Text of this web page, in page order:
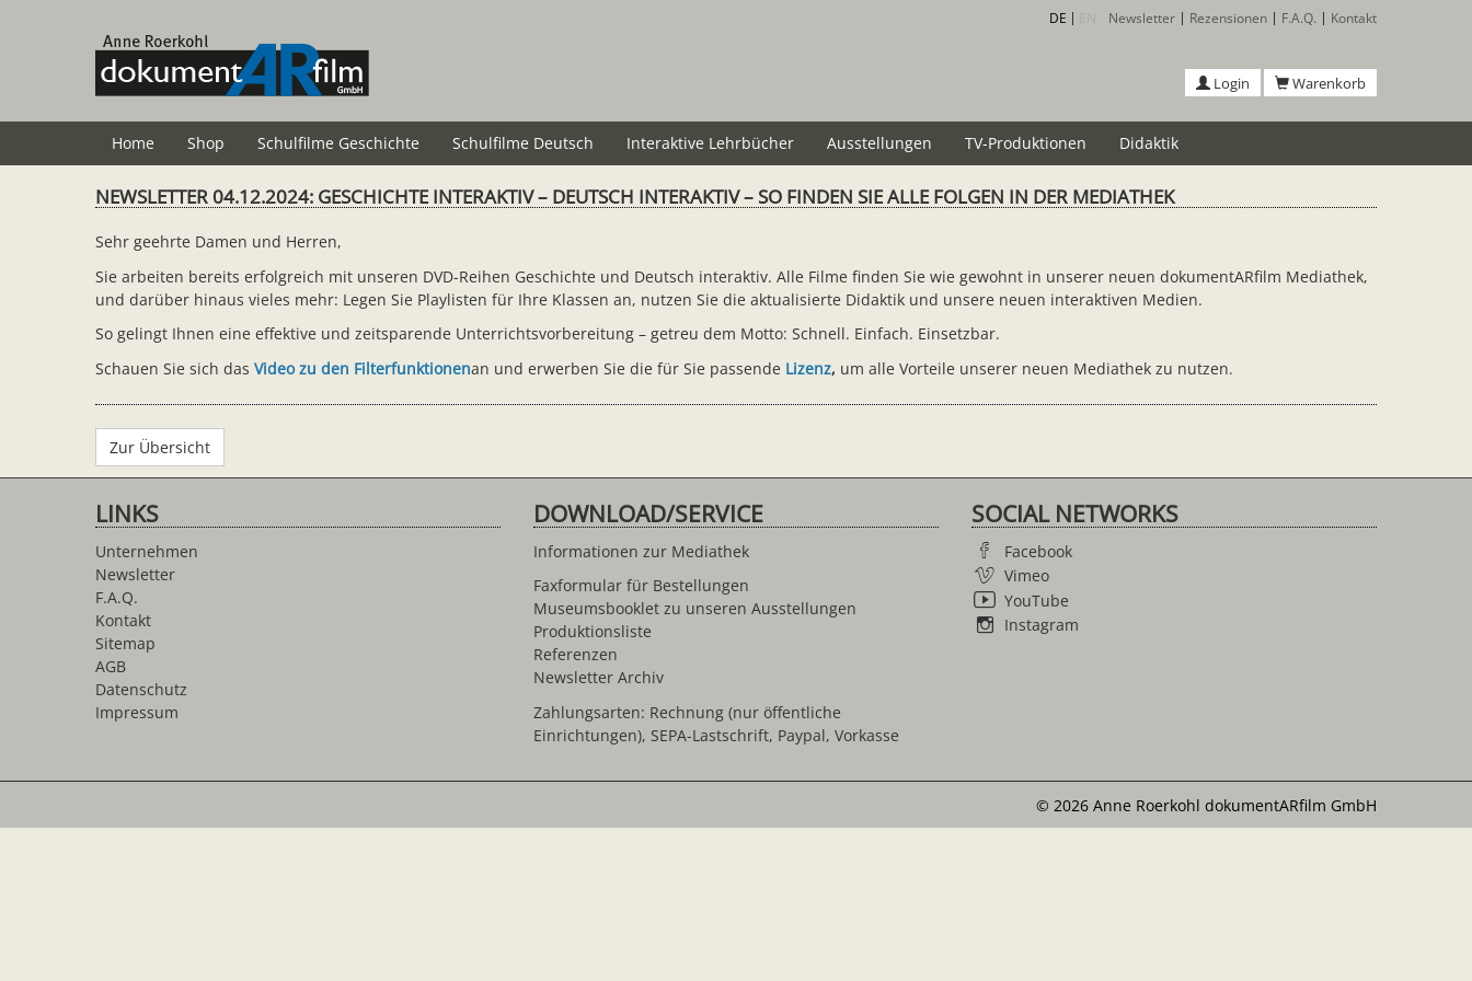
DE Newsletter Rezensionen F.A.Q. Kontakt
Login Warenkorb
Home Shop Schulfilme Geschichte Schulfilme Deutsch Interaktive Lehrbücher Ausstellungen TV-Produktionen Didaktik
NEWSLETTER 04.12.2024: GESCHICHTE INTERAKTIV – DEUTSCH INTERAKTIV – SO FINDEN SIE ALLE FOLGEN IN DER MEDIATHEK
Sehr geehrte Damen und Herren,
Sie arbeiten bereits erfolgreich mit unseren DVD-Reihen Geschichte und Deutsch interaktiv. Alle Filme finden Sie wie gewohnt in unserer neuen dokumentARfilm Mediathek,
und darüber hinaus vieles mehr: Legen Sie Playlisten für Ihre Klassen an, nutzen Sie die aktualisierte Didaktik und unsere neuen interaktiven Medien.
So gelingt Ihnen eine effektive und zeitsparende Unterrichtsvorbereitung – getreu dem Motto: Schnell. Einfach. Einsetzbar.
Schauen Sie sich das Video zu den Filterfunktionenan und erwerben Sie die für Sie passende Lizenz, um alle Vorteile unserer neuen Mediathek zu nutzen.
Zur Übersicht
LINKS
Unternehmen
Newsletter
F.A.Q.
Kontakt
Sitemap
AGB
Datenschutz
Impressum
DOWNLOAD/SERVICE
Informationen zur Mediathek
Faxformular für Bestellungen
Museumsbooklet zu unseren Ausstellungen
Produktionsliste
Referenzen
Newsletter Archiv
Zahlungsarten: Rechnung (nur öffentliche
Einrichtungen), SEPA-Lastschrift, Paypal, Vorkasse
SOCIAL NETWORKS
Facebook
Vimeo
YouTube
Instagram
© 2026 Anne Roerkohl dokumentARfilm GmbH